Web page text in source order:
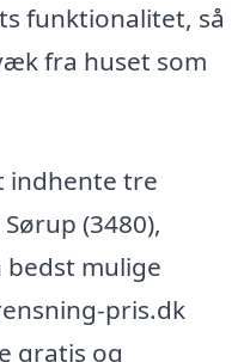
funktionalitet, så
fra huset som
indhente tre
(3480),
mulige
pris.dk
gratis og